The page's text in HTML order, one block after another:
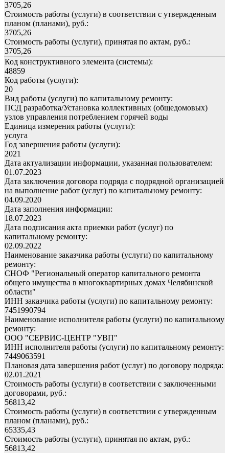
3705,26
Стоимость работы (услуги) в соответствии с утвержденным
планом (планами), руб.:
3705,26
Стоимость работы (услуги), принятая по актам, руб.:
3705,26
Код конструктивного элемента (системы):
48859
Код работы (услуги):
20
Вид работы (услуги) по капитальному ремонту:
ПСД разработка/Установка коллективных (общедомовых)
узлов управления потреблением горячей воды
Единица измерения работы (услуги):
услуга
Год завершения работы (услуги):
2021
Дата актуализации информации, указанная пользователем:
01.07.2023
Дата заключения договора подряда с подрядной организацией
на выполнение работ (услуг) по капитальному ремонту:
04.09.2020
Дата заполнения информации:
18.07.2023
Дата подписания акта приемки работ (услуг) по
капитальному ремонту:
02.09.2022
Наименование заказчика работы (услуги) по капитальному
ремонту:
СНОФ "Региональный оператор капитального ремонта
общего имущества в многоквартирных домах Челябинской
области"
ИНН заказчика работы (услуги) по капитальному ремонту:
7451990794
Наименование исполнителя работы (услуги) по капитальному
ремонту:
ООО "СЕРВИС-ЦЕНТР "УВП"
ИНН исполнителя работы (услуги) по капитальному ремонту:
7449063591
Плановая дата завершения работ (услуг) по договору подряда:
02.01.2021
Стоимость работы (услуги) в соответствии с заключенными
договорами, руб.:
56813,42
Стоимость работы (услуги) в соответствии с утвержденным
планом (планами), руб.:
65335,43
Стоимость работы (услуги), принятая по актам, руб.:
56813,42